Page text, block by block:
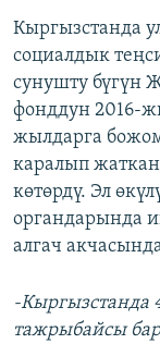
Кыргызстанда
социалдык
сунушту бүгүн
фонддун 2016-
жылдарга
каралып
көтөрдү. Эл
органдарында
алгач
-
тажрыбайсы